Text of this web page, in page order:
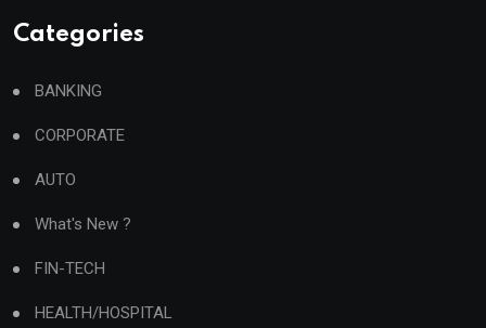
Categories
BANKING
CORPORATE
AUTO
What's New ?
FIN-TECH
HEALTH/HOSPITAL